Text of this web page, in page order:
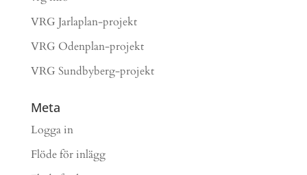
VRG Jarlaplan-projekt
VRG Odenplan-projekt
VRG Sundbyberg-projekt
Meta
Logga in
Flöde för inlägg